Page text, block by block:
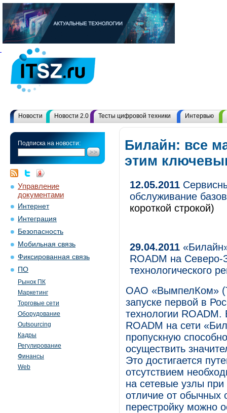
Новости Новости 2.0 Тесты цифровой техники Интервью
Подписка на новости:
Управление
документами
Интернет
Интеграция
Безопасность
Мобильная связь
Фиксированная связь
ПО
Рынок ПК
Маркетинг
Торговые сети
Оборудование
Outsourcing
Кадры
Регулирование
Финансы
Web
Билайн: все
этим
12.05.2011
обслуживание
короткой строкой)
29.04.2011
ROADM на Северо-
технологического
ОАО «ВымпелКом»
запуске первой в
технологии
ROADM на сети
пропускную
осуществить
Это достигается
отсутствием
на сетевые узлы
отличие от обычных
перестройку можно